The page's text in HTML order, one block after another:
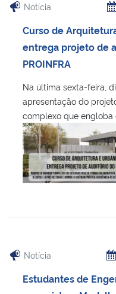
Notícia
Curso de
entrega projeto de
PROINFRA
Na última sexta-feira,
apresentação do
complexo que engloba
Notícia
Estudantes de